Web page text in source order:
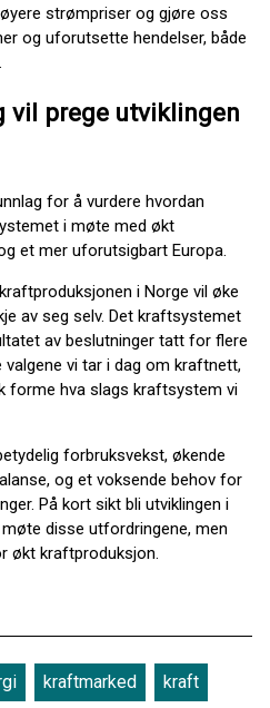
strømpriser og gjøre oss
og uforutsette hendelser, både
vil prege utviklingen
for å vurdere hvordan
i møte med økt
et mer uforutsigbart Europa.
i Norge vil øke
av seg selv. Det kraftsystemet
av beslutninger tatt for flere
valgene vi tar i dag om kraftnett,
forme hva slags kraftsystem vi
forbruksvekst, økende
og et voksende behov for
På kort sikt bli utviklingen i
disse utfordringene, men
økt kraftproduksjon.
kraftmarked kraft